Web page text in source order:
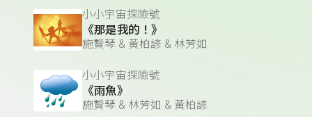
小小宇宙探險號
《那是我的！》
施賢琴 & 黃柏諺 & 林芳如
小小宇宙探險號
《雨魚》
施賢琴 & 林芳如 & 黃柏諺